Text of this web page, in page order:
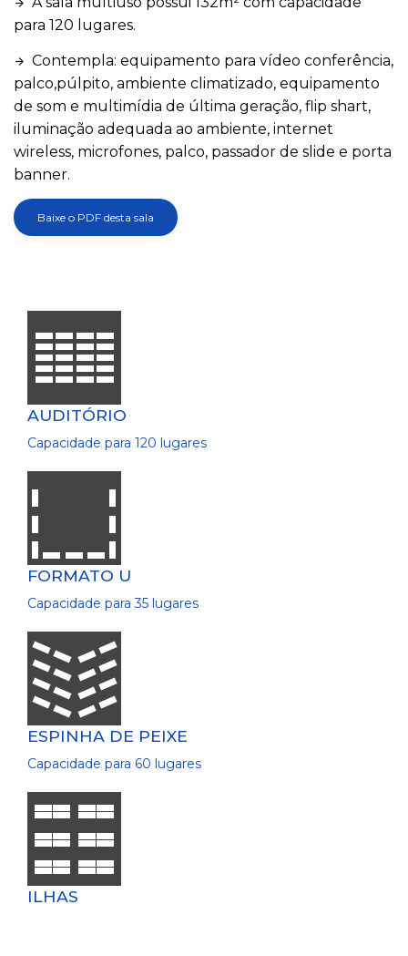
arrow_forward
para 120 lugares.
arrow_forward
Contempla: equipamento para vídeo conferência,
palco,púlpito, ambiente climatizado, equipamento
de som e multimídia de última geração, flip shart,
iluminação adequada ao ambiente, internet
wireless, microfones, palco, passador de slide e porta
banner.
Baixe o PDF desta sala
AUDITÓRIO
Capacidade para 120 lugares
FORMATO U
Capacidade para 35 lugares
ESPINHA DE PEIXE
Capacidade para 60 lugares
ILHAS